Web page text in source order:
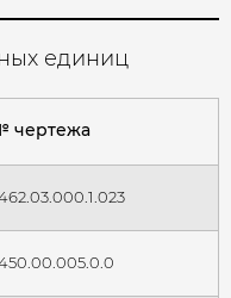
единиц
чертежа